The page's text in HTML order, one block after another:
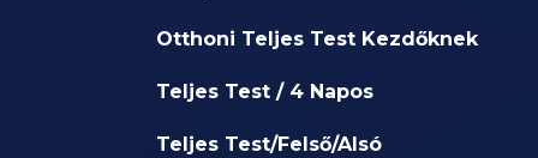
Otthoni Teljes Test Kezdőknek
Teljes Test / 4 Napos
Teljes Test/Felső/Alsó